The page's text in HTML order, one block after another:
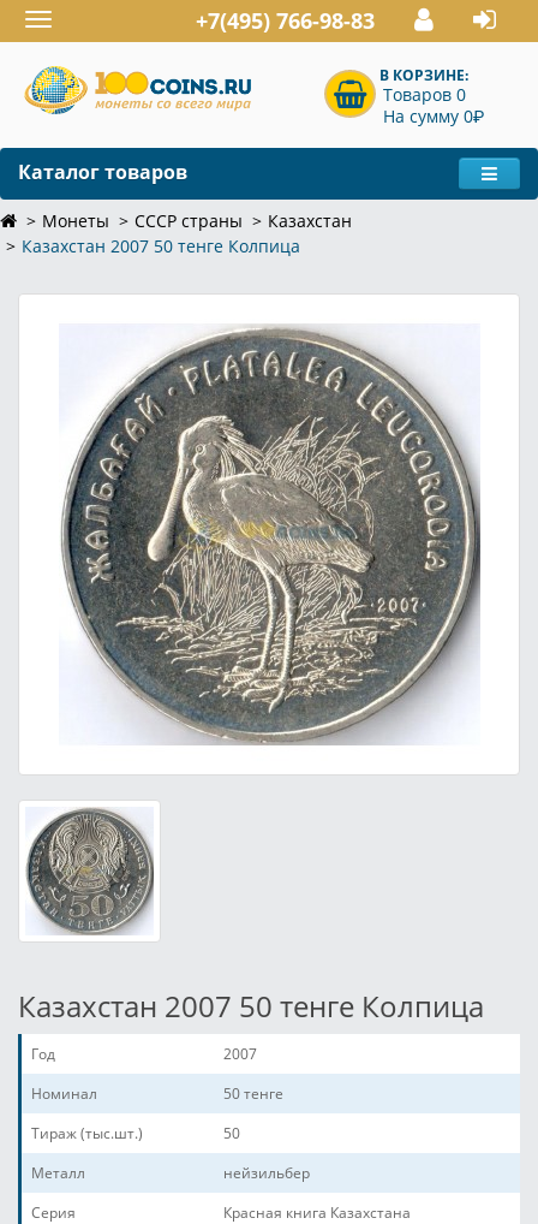
Toggle
navigation
+7(495) 766-98-83
В КОРЗИНЕ:
Товаров 0
На сумму 0P
Каталог товаров
Монеты СССР страны
Казахстан
Казахстан 2007 50 тенге Колпица
Казахстан 2007 50 тенге Колпица
Год
2007
Номинал
50 тенге
Тираж (тыс.шт.)
50
Металл
нейзильбер
Серия
Красная книга Казахстана